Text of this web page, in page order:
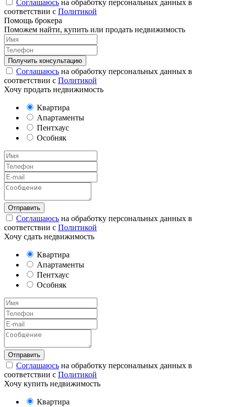
Соглашаюсь на обработку персональных данных в
соответствии с Политикой
Помощь брокера
Поможем найти, купить или продать недвижимость
Соглашаюсь на обработку персональных данных в
соответствии с Политикой
Хочу продать недвижимость
Квартира
Апартаменты
Пентхаус
Особняк
Соглашаюсь на обработку персональных данных в
соответствии с Политикой
Хочу сдать недвижимость
Квартира
Апартаменты
Пентхаус
Особняк
Соглашаюсь на обработку персональных данных в
соответствии с Политикой
Хочу купить недвижимость
Квартира